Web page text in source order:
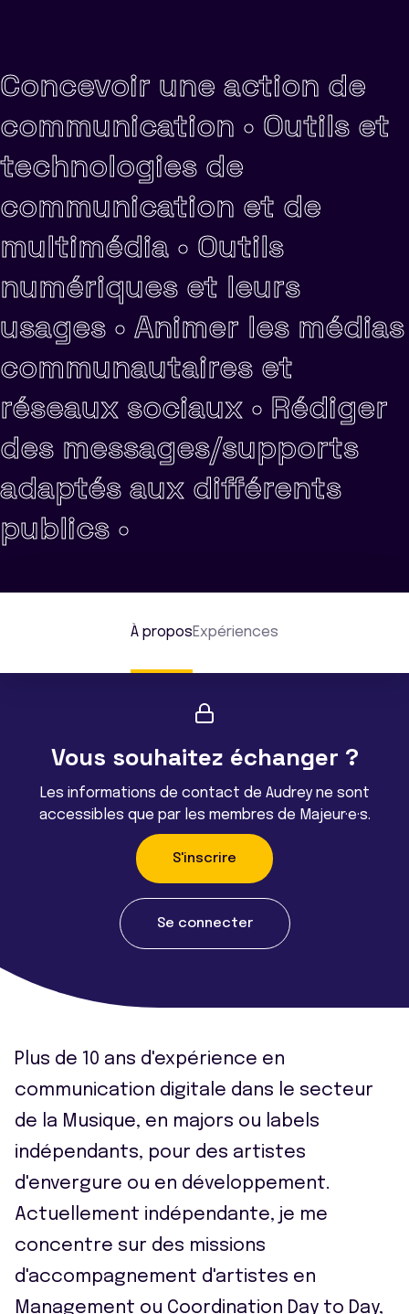
Concevoir une action de
communication • Outils et
technologies de
communication et de
multimédia • Outils
numériques et leurs
usages • Animer les médias
communautaires et
réseaux sociaux • Rédiger
des messages/supports
adaptés aux différents
publics •
À proposExpériences
Vous souhaitez échanger ?
Les informations de contact de Audrey ne sont
accessibles que par les membres de Majeur·e·s.
S'inscrire
Se connecter
Plus de 10 ans d'expérience en
communication digitale dans le secteur
de la Musique, en majors ou labels
indépendants, pour des artistes
d'envergure ou en développement.
Actuellement indépendante, je me
concentre sur des missions
d'accompagnement d'artistes en
Management ou Coordination Day to Day,